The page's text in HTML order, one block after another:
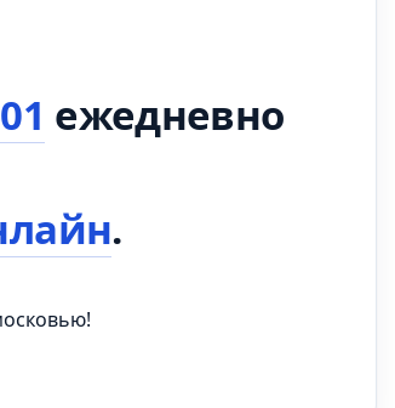
ежедневно
.